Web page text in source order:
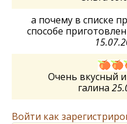
а почему в списке
способе
Очень вкусный
галина
Войти как